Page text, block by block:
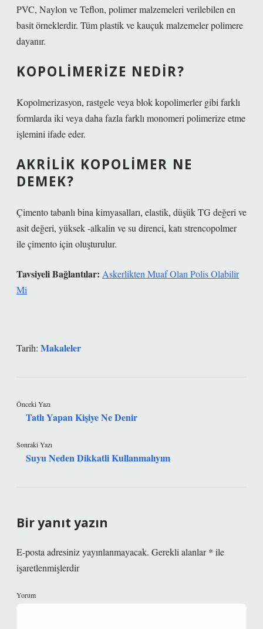
PVC, Naylon ve Teflon, polimer malzemeleri verilebilen en
basit örneklerdir. Tüm plastik ve kauçuk malzemeler polimere
dayanır.
KOPOLIMERIZE NEDIR?
Kopolmerizasyon, rastgele veya blok kopolimerler gibi farklı
formlarda iki veya daha fazla farklı monomeri polimerize etme
işlemini ifade eder.
AKRILIK KOPOLIMER NE
DEMEK?
Çimento tabanlı bina kimyasalları, elastik, düşük TG değeri ve
asit değeri, yüksek -alkalin ve su direnci, katı strencopolmer
ile çimento için oluşturulur.
Tavsiyeli Bağlantılar: Askerlikten Muaf Olan Polis Olabilir
Mi
Tarih: Makaleler
Önceki Yazı
Tatlı Yapan Kişiye Ne Denir
Sonraki Yazı
Suyu Neden Dikkatli Kullanmalıyım
Bir yanıt yazın
E-posta adresiniz yayınlanmayacak. Gerekli alanlar* ile
işaretlenmişlerdir
Yorum